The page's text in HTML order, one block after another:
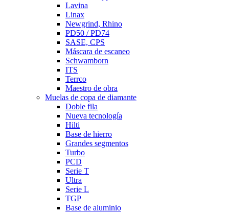
Lavina
Linax
Newgrind, Rhino
PD50 / PD74
SASE, CPS
Máscara de escaneo
Schwamborn
ITS
Terrco
Maestro de obra
Muelas de copa de diamante
Doble fila
Nueva tecnología
Hilti
Base de hierro
Grandes segmentos
Turbo
PCD
Serie T
Ultra
Serie L
TGP
Base de aluminio